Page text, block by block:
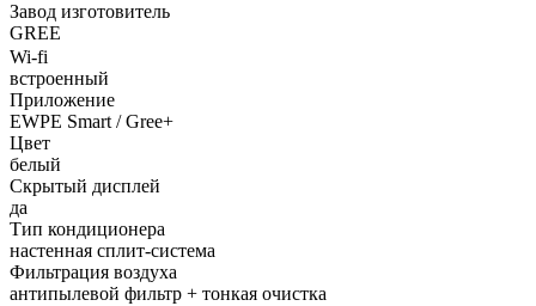
Завод изготовитель
GREE
Wi-fi
встроенный
Приложение
EWPE Smart / Gree+
Цвет
белый
Скрытый дисплей
да
Тип кондиционера
настенная сплит-система
Фильтрация воздуха
антипылевой фильтр + тонкая очистка